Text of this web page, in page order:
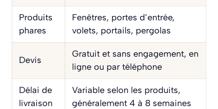
Produits
phares
Fenêtres, portes d’entrée,
volets, portails, pergolas
Devis
Gratuit et sans engagement, en
ligne ou par téléphone
Délai de
livraison
Variable selon les produits,
généralement 4 à 8 semaines